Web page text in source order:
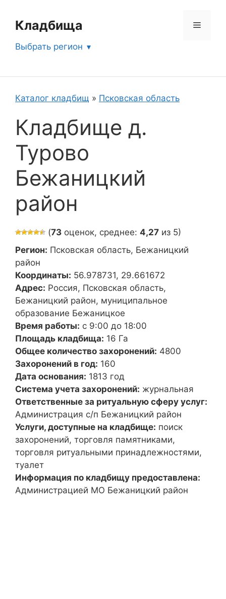
содержимому
Кладбища Меню
Выбрать регион
Каталог кладбищ » Псковская область
Кладбище д.
Турово
Бежаницкий
район
(73 оценок, среднее: 4,27 из 5)
Регион: Псковская область, Бежаницкий
район
Координаты: 56.978731, 29.661672
Адрес: Россия, Псковская область,
Бежаницкий район, муниципальное
образование Бежаницкое
Время работы: с 9:00 до 18:00
Площадь кладбища: 16 Га
Общее количество захоронений: 4800
Захоронений в год: 160
Дата основания: 1813 год
Система учета захоронений: журнальная
Ответственные за ритуальную сферу услуг:
Администрация с/п Бежаницкий район
Услуги, доступные на кладбище: поиск
захоронений, торговля памятниками,
торговля ритуальными принадлежностями,
туалет
Информация по кладбищу предоставлена:
Администрацией МО Бежаницкий район